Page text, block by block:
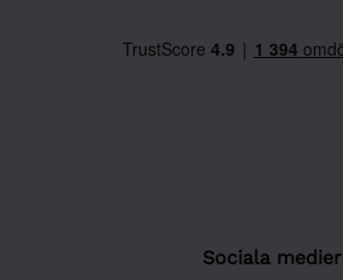
Sociala medier